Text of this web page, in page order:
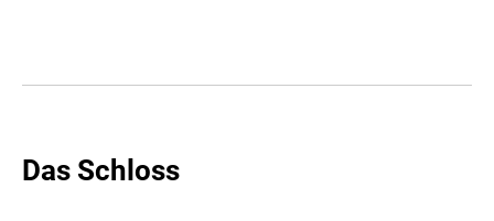
Das Schloss